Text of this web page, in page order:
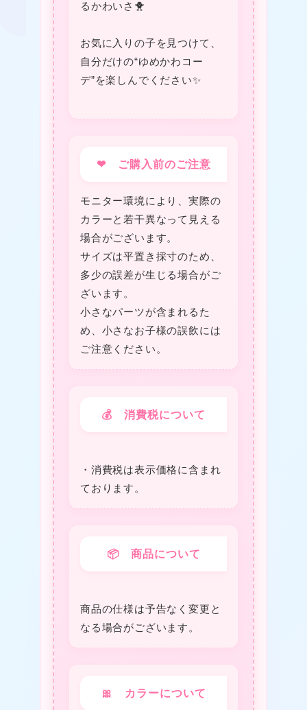
るかわいさ🐥
お気に入りの子を見つけて、
自分だけの“ゆめかわコー
デ”を楽しんでください✨
❤ ご購入前のご注意
モニター環境により、実際の
カラーと若干異なって見える
場合がございます。
サイズは平置き採寸のため、
多少の誤差が生じる場合がご
ざいます。
小さなパーツが含まれるた
め、小さなお子様の誤飲には
ご注意ください。
💰 消費税について
・消費税は表⽰価格に含まれ
ております。
📦 商品について
商品の仕様は予告なく変更と
なる場合がございます。
🎀 カラーについて
★
★
❤
★